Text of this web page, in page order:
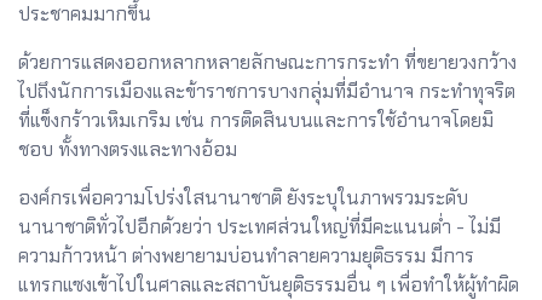
ประชาคมมากขึ้น
ด้วยการแสดงออกหลากหลายลักษณะการกระทำ ที่ขยายวงกว้าง
ไปถึงนักการเมืองและข้าราชการบางกลุ่มที่มีอำนาจ กระทำทุจริต
ที่แข็งกร้าวเหิมเกริม เช่น การติดสินบนและการใช้อำนาจโดยมิ
ชอบ ทั้งทางตรงและทางอ้อม
องค์กรเพื่อความโปร่งใสนานาชาติ ยังระบุในภาพรวมระดับ
นานาชาติทั่วไปอีกด้วยว่า ประเทศส่วนใหญ่ที่มีคะแนนต่ำ - ไม่มี
ความก้าวหน้า ต่างพยายามบ่อนทำลายความยุติธรรม มีการ
แทรกแซงเข้าไปในศาลและสถาบันยุติธรรมอื่น ๆ เพื่อทำให้ผู้ทำผิด